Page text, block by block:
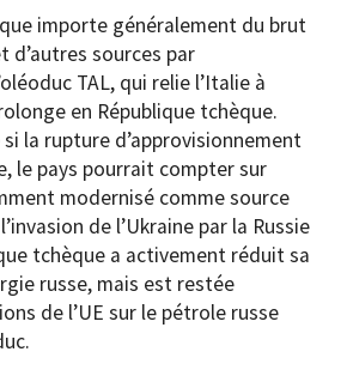
importe généralement du brut
d’autres sources par
TAL, qui relie l’Italie à
en République tchèque.
la rupture d’approvisionnement
le pays pourrait compter sur
modernisé comme source
de l’Ukraine par la Russie
tchèque a activement réduit sa
russe, mais est restée
de l’UE sur le pétrole russe